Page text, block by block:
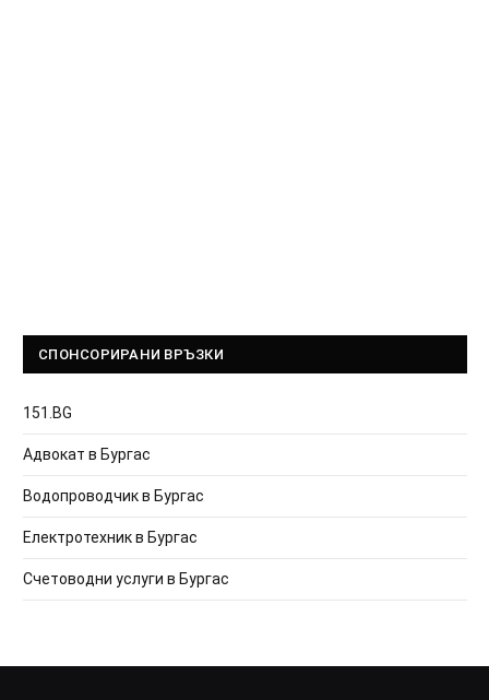
СПОНСОРИРАНИ ВРЪЗКИ
151.BG
Адвокат в Бургас
Водопроводчик в Бургас
Електротехник в Бургас
Счетоводни услуги в Бургас